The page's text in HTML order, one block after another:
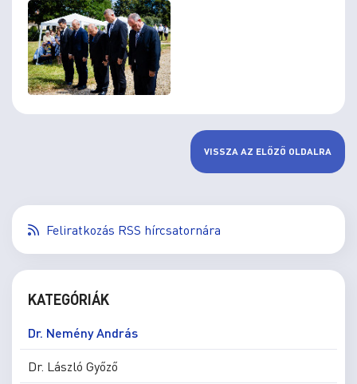
VISSZA AZ ELŐZŐ OLDALRA
Feliratkozás RSS hírcsatornára
KATEGÓRIÁK
Dr. Nemény András
Dr. László Győző